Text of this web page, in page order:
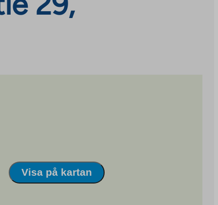
Visa på kartan